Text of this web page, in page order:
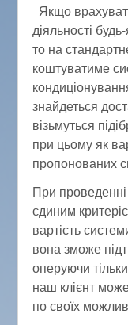
Якщо
діяльності
то на
коштуватиме
знайдеться
візьмуться
при цьому як
пропонованих
При проведенні
єдиним
вартість
вона зможе
оперуючи
наш клієнт
по своїх